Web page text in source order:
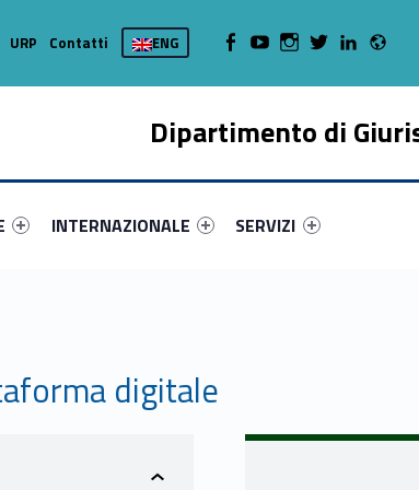
Dipartimento di
91197-37primary-4264-45
Link identifier #link-menu-primary-88389-50
INTERNAZIONALE
Link identifier #link-
SERVIZI
URP Contatti ENG WebMan on Facebook
WebMan on YoutubeWebMan on Instagram
WebMan on TwitterWebMan on LinkedIn
digitale